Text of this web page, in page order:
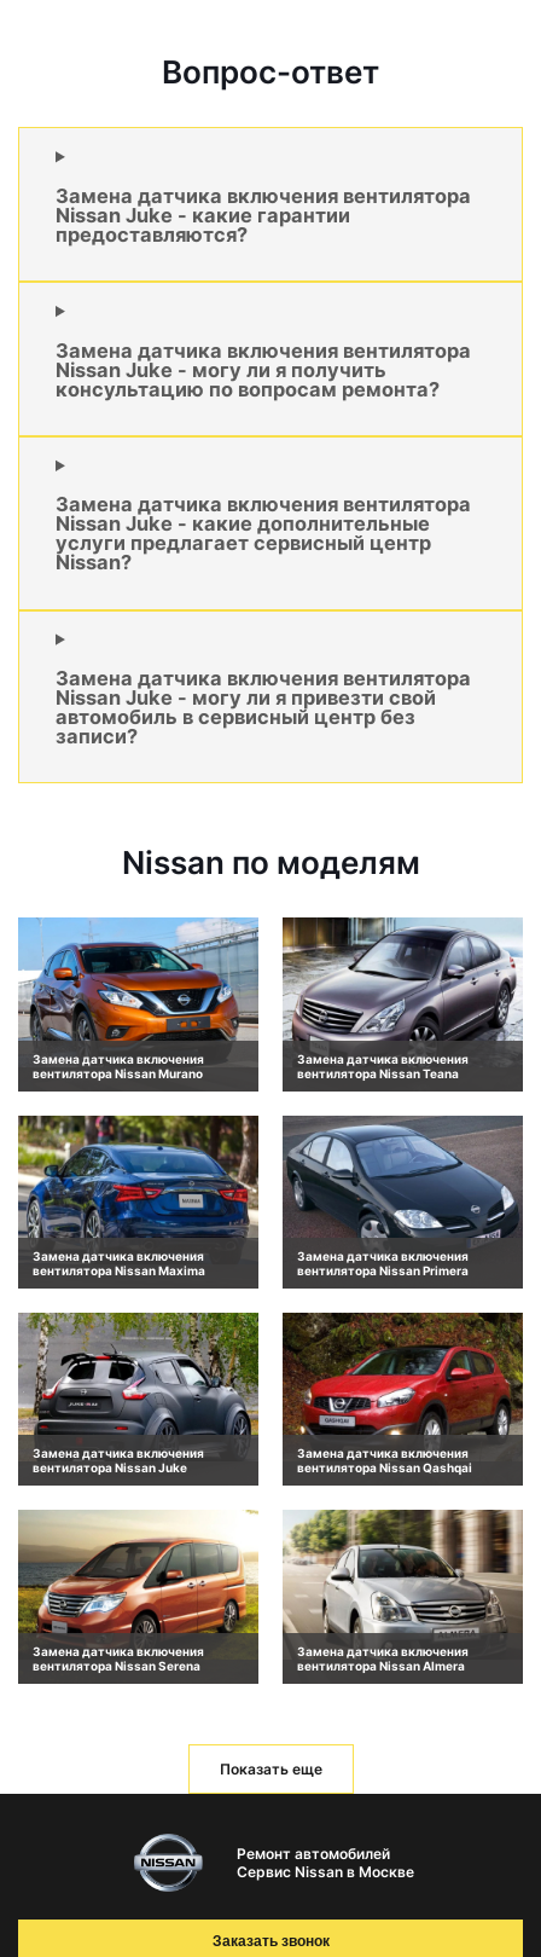
Вопрос-ответ
Замена датчика включения вентилятора
Nissan Juke - какие гарантии
предоставляются?
Замена датчика включения вентилятора
Nissan Juke - могу ли я получить
консультацию по вопросам ремонта?
Замена датчика включения вентилятора
Nissan Juke - какие дополнительные
услуги предлагает сервисный центр
Nissan?
Замена датчика включения вентилятора
Nissan Juke - могу ли я привезти свой
автомобиль в сервисный центр без
записи?
Nissan по моделям
Замена датчика включения
вентилятора Nissan Murano
Замена датчика включения
вентилятора Nissan Teana
Замена датчика включения
вентилятора Nissan Maxima
Замена датчика включения
вентилятора Nissan Primera
Замена датчика включения
вентилятора Nissan Juke
Замена датчика включения
вентилятора Nissan Qashqai
Замена датчика включения
вентилятора Nissan Serena
Замена датчика включения
вентилятора Nissan Almera
Показать еще
Ремонт автомобилей
Сервис Nissan в Москве
Заказать звонок